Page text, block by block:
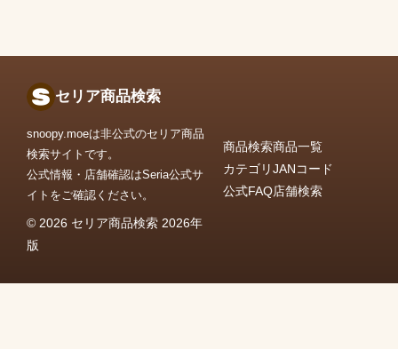
セリア商品検索
snoopy.moeは非公式のセリア商品
検索サイトです。
公式情報・店舗確認はSeria公式サ
イトをご確認ください。
© 2026 セリア商品検索 2026年
版
商品検索商品一覧
カテゴリJANコード
公式FAQ店舗検索